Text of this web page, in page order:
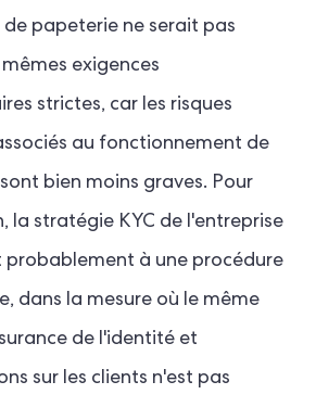
papeterie ne serait pas
exigences
strictes, car les risques
au fonctionnement de
bien moins graves. Pour
la stratégie KYC de l'entreprise
probablement à une procédure
dans la mesure où le même
de l'identité et
sur les clients n'est pas